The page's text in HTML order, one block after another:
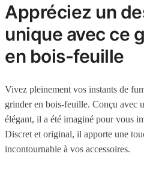
Appréciez un
unique avec ce
en bois-feuille
Vivez pleinement vos instants de
grinder en bois-feuille. Conçu avec
élégant, il a été imaginé pour vous
Discret et original, il apporte une
incontournable à vos accessoires.